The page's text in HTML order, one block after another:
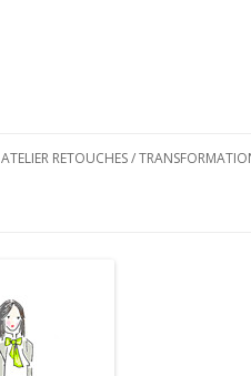
ATELIER RETOUCHES /